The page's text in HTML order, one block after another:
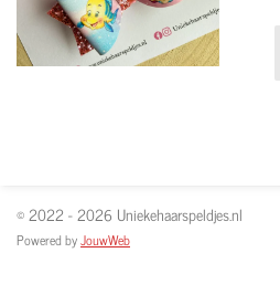
© 2022 - 2026 Uniekehaarspeldjes.nl
Powered byJouwWeb